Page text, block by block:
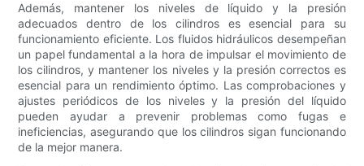
Además, mantener los niveles de líquido y la presión
adecuados dentro de los cilindros es esencial para su
funcionamiento eficiente. Los fluidos hidráulicos desempeñan
un papel fundamental a la hora de impulsar el movimiento de
los cilindros, y mantener los niveles y la presión correctos es
esencial para un rendimiento óptimo. Las comprobaciones y
ajustes periódicos de los niveles y la presión del líquido
pueden ayudar a prevenir problemas como fugas e
ineficiencias, asegurando que los cilindros sigan funcionando
de la mejor manera.